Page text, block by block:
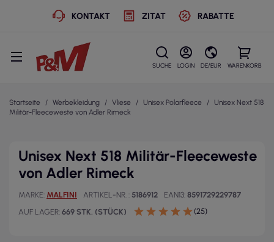
KONTAKT ZITAT RABATTE
SUCHE LOGIN DE/EUR WARENKORB
Startseite Werbekleidung Vliese Unisex Polarfleece
Unisex Next 518
Militär-Fleeceweste von Adler Rimeck
Unisex Next 518 Militär-Fleeceweste
von Adler Rimeck
MARKE MALFINI ARTIKEL-NR. 5186912 EAN13 8591729229787
AUF LAGER 669 STK. (STÜCK) (25)